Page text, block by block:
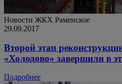
Новости ЖКХ Раменское
29.09.2017
Второй этап
«Холодово» завершили в
Подробнее